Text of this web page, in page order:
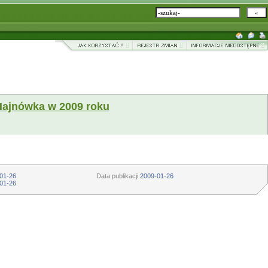
w 2009 roku
26 Data publikacji:2009-01-26
26